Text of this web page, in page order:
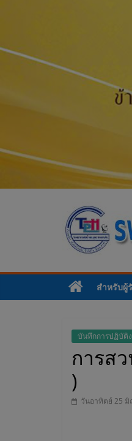
โ
ร
ง
พ
ย
า
สำหรับผู้
บันทึกการปฏิบัติ
การส
)
วันอาทิตย์ 25 มิ